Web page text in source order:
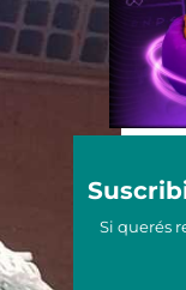
Si querés